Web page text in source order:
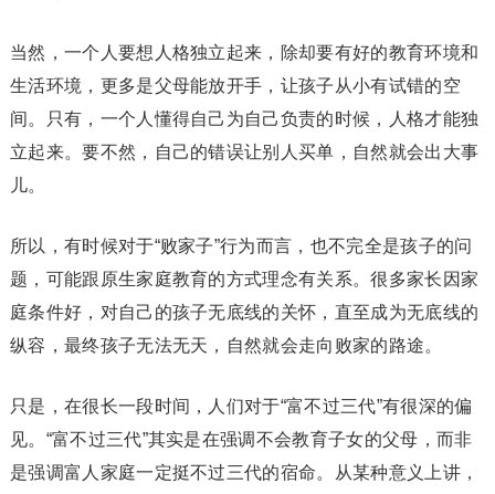
当然，一个人要想人格独立起来，除却要有好的教育环境和
生活环境，更多是父母能放开手，让孩子从小有试错的空
间。只有，一个人懂得自己为自己负责的时候，人格才能独
立起来。要不然，自己的错误让别人买单，自然就会出大事
儿。
所以，有时候对于“败家子”行为而言，也不完全是孩子的问
题，可能跟原生家庭教育的方式理念有关系。很多家长因家
庭条件好，对自己的孩子无底线的关怀，直至成为无底线的
纵容，最终孩子无法无天，自然就会走向败家的路途。
只是，在很长一段时间，人们对于“富不过三代”有很深的偏
见。“富不过三代”其实是在强调不会教育子女的父母，而非
是强调富人家庭一定挺不过三代的宿命。从某种意义上讲，